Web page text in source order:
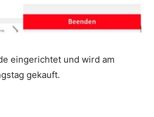
eingerichtet und wird am
gekauft.